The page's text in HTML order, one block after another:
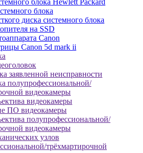
блока Hewlett Packard
блока
диска системного блока
на SSD
Canon
Canon 5d mark ii
заявленной неисправности
полупрофессиональной/
видеокамеры
видеокамеры
ПО видеокамеры
полупрофессиональной/
видеокамеры
узлов
трёхмартирочной